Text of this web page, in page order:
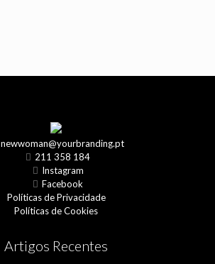
newwoman@yourbranding.pt
211 358 184
Instagram
Facebook
Políticas de Privacidade
Políticas de Cookies
Artigos Recentes